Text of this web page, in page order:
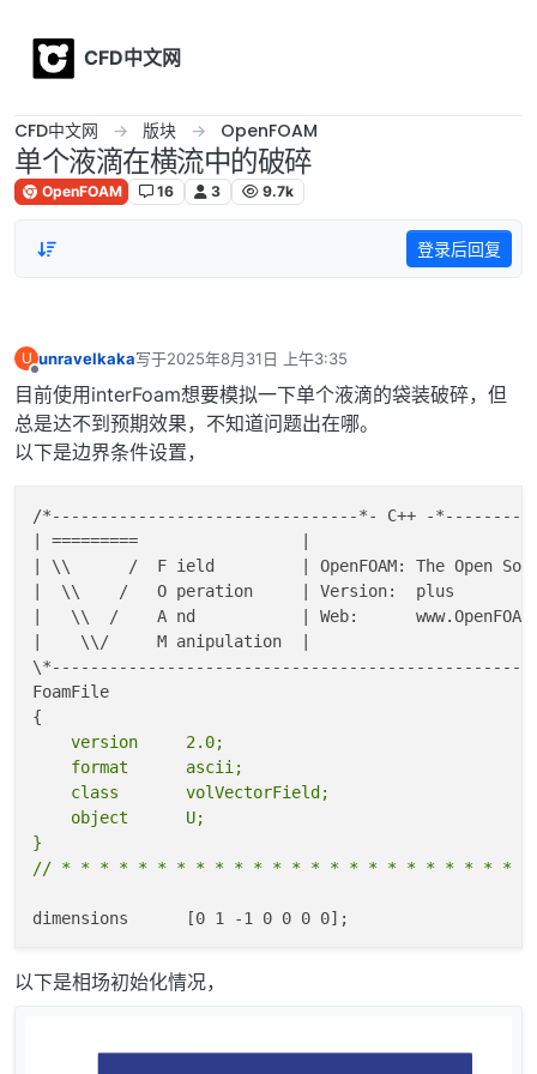
CFD中文网
CFD中文网 版块 OpenFOAM
单个液滴在横流中的破碎
OpenFOAM 16 3 9.7k
登录后回复
U
离线
unravelkaka写于2025年8月31日 上午3:35
最后由 编辑
目前使用interFoam想要模拟一下单个液滴的袋装破碎，但
总是达不到预期效果，不知道问题出在哪。
以下是边界条件设置，
/*--------------------------------*- C++ -
| =========                 |
| \\      /  F ield         | OpenFOAM: The Open
|  \\    /   O peration     | Version:  plus
|   \\  /    A nd           | Web:
|    \\/     M anipulation  |
\
FoamFile
    version     2.0;
    format      ascii;
    class       volVectorField;
    object      U;
}
dimensions      [0 1 -1 0 0 0 0];
internalField   uniform (0 0 60);
以下是相场初始化情况，